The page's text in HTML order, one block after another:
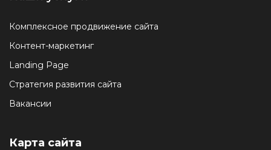
Комплексное продвижение сайта
Контент-маркетинг
Landing Page
Стратегия развития сайта
Вакансии
Карта сайта